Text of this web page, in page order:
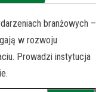
branżowych –
w rozwoju
Prowadzi instytucja